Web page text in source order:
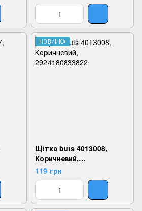
НОВИНКА
Щітка buts 4013008,
Коричневий,
2924180833822
119 грн